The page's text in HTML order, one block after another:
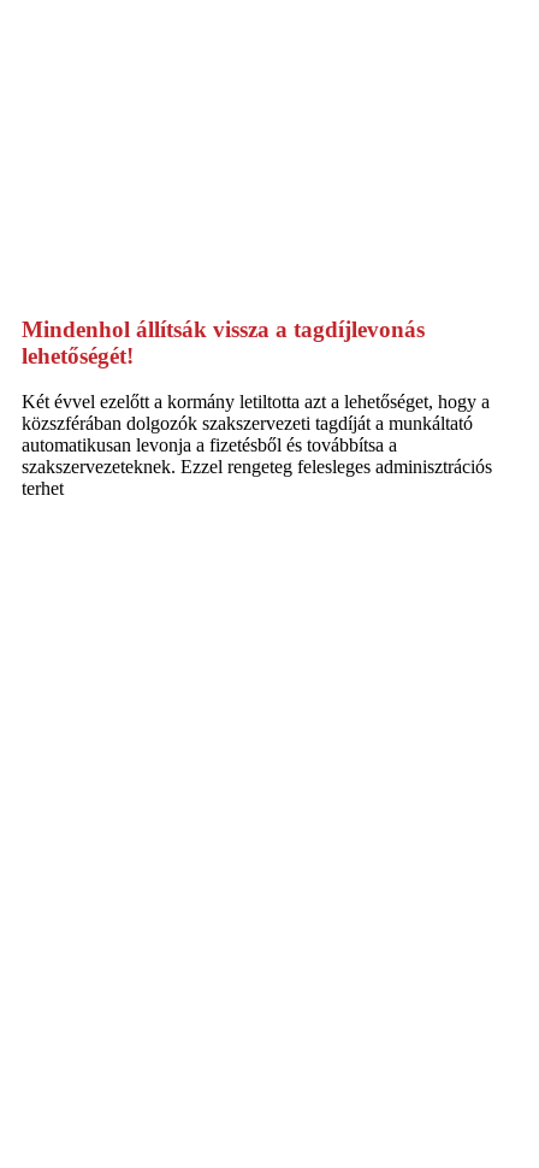
Mindenhol állítsák vissza a tagdíjlevonás
lehetőségét!
Két évvel ezelőtt a kormány letiltotta azt a lehetőséget, hogy a
közszférában dolgozók szakszervezeti tagdíját a munkáltató
automatikusan levonja a fizetésből és továbbítsa a
szakszervezeteknek. Ezzel rengeteg felesleges adminisztrációs
terhet